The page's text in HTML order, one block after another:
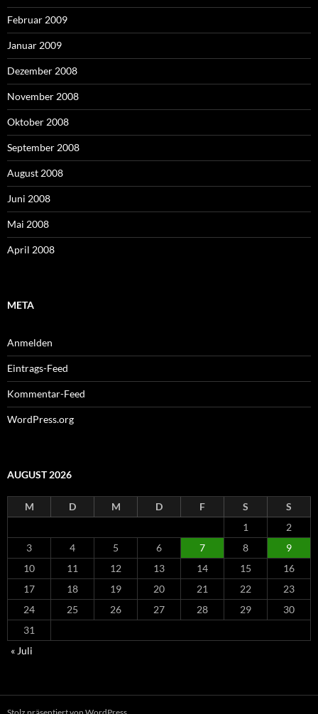
Februar 2009
Januar 2009
Dezember 2008
November 2008
Oktober 2008
September 2008
August 2008
Juni 2008
Mai 2008
April 2008
META
Anmelden
Eintrags-Feed
Kommentar-Feed
WordPress.org
AUGUST 2026
M D M D F S
S
1
2
3
4 5 6 7 8
9
10
11 12 13 14 15
16
17
18 19 20 21 22
23
24
25 26 27 28 29
30
31
« Juli